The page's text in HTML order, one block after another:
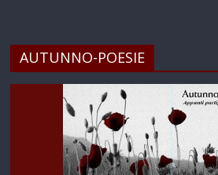
AUTUNNO-POESIE